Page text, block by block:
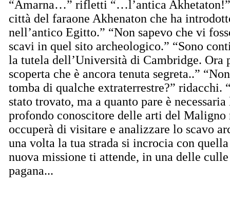
“Amarna…” rifletti “…l’antica Akhetaton!”
città del faraone Akhenaton che ha
nell’antico Egitto.” “Non sapevo che vi
scavi in quel sito archeologico.” “Sono
la tutela dell’Università di Cambridge. Ora
scoperta che è ancora tenuta segreta..”
tomba di qualche extraterrestre?” ridacchi.
stato trovato, ma a quanto pare è
profondo conoscitore delle arti del Maligno
occuperà di visitare e analizzare lo scavo
una volta la tua strada si incrocia con
nuova missione ti attende, in una delle
pagana...